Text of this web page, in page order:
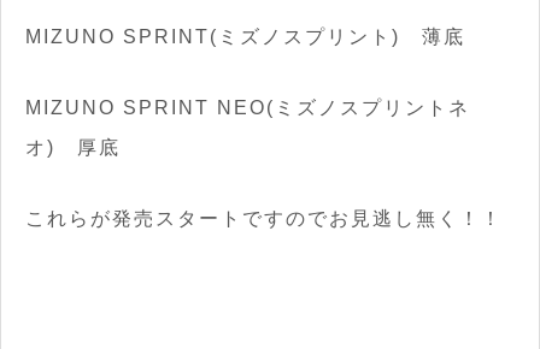
MIZUNO SPRINT(ミズノスプリント) 薄底
MIZUNO SPRINT NEO(ミズノスプリントネ
オ) 厚底
これらが発売スタートですのでお見逃し無く！！